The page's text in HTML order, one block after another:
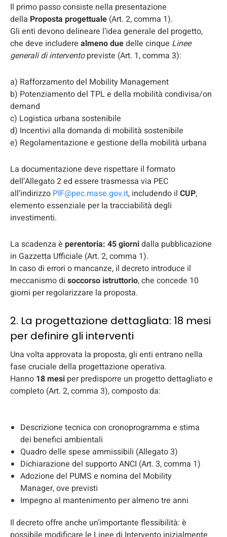
Il primo passo consiste nella presentazione
della Proposta progettuale (Art. 2, comma 1).
Gli enti devono delineare l’idea generale del progetto,
che deve includere almeno duedelle cinque Linee
generali di interventopreviste (Art. 1, comma 3):
a) Rafforzamento del Mobility Management
b) Potenziamento del TPL e della mobilità condivisa/on
demand
c) Logistica urbana sostenibile
d) Incentivi alla domanda di mobilità sostenibile
e) Regolamentazione e gestione della mobilità urbana
La documentazione deve rispettare il formato
dell’Allegato 2 ed essere trasmessa via PEC
all’indirizzo PIF@pec.mase.gov.it, includendo il CUP,
elemento essenziale per la tracciabilità degli
investimenti.
La scadenza è perentoria: 45 giornidalla pubblicazione
in Gazzetta Ufficiale (Art. 2, comma 1).
In caso di errori o mancanze, il decreto introduce il
meccanismo di soccorso istruttorio, che concede 10
giorni per regolarizzare la proposta.
2. La progettazione dettagliata: 18 mesi
per definire gli interventi
Una volta approvata la proposta, gli enti entrano nella
fase cruciale della progettazione operativa.
Hanno 18 mesi per predisporre un progetto dettagliato e
completo (Art. 2, comma 3), composto da:
Descrizione tecnica con cronoprogramma e stima
dei benefici ambientali
Quadro delle spese ammissibili (Allegato 3)
Dichiarazione del supporto ANCI (Art. 3, comma 1)
Adozione del PUMS e nomina del Mobility
Manager, ove previsti
Impegno al mantenimento per almeno tre anni
Il decreto offre anche un’importante flessibilità: è